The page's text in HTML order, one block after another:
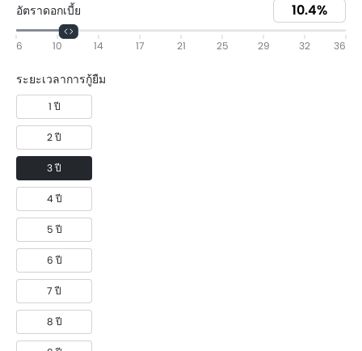
อัตราดอกเบี้ย
6 10 14 17 21 25 29 32 36
ระยะเวลาการกู้ยืม
1 ปี
2 ปี
3 ปี
4 ปี
5 ปี
6 ปี
7 ปี
8 ปี